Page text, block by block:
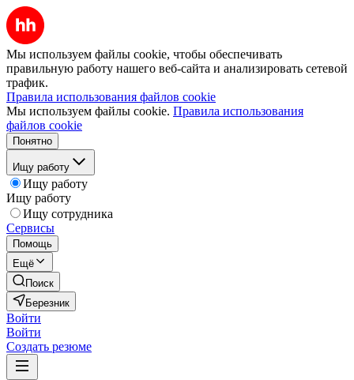
Мы используем файлы cookie, чтобы обеспечивать
правильную работу нашего веб-сайта и анализировать сетевой
трафик.
Правила использования файлов cookie
Мы используем файлы cookie. Правила использования
файлов cookie
Понятно
Ищу работу
Ищу работу
Ищу работу
Ищу сотрудника
Сервисы
Помощь
Ещё
Поиск
Березник
Войти
Войти
Создать резюме